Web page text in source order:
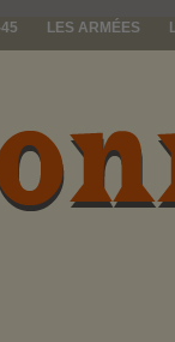
LES ARMÉES